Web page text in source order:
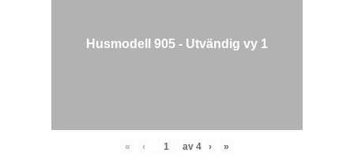
Husmodell 905 - Utvändig vy 1
« ‹ av 4 › »